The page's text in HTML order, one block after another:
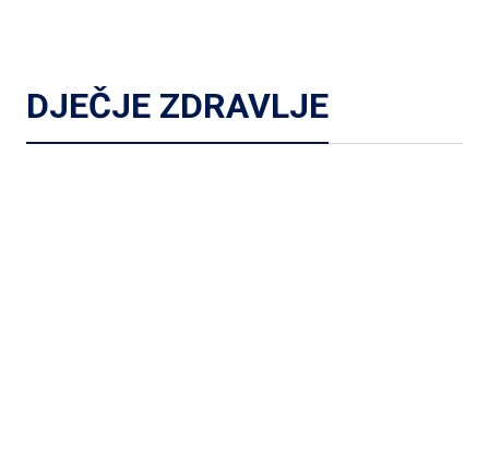
DJEČJE ZDRAVLJE